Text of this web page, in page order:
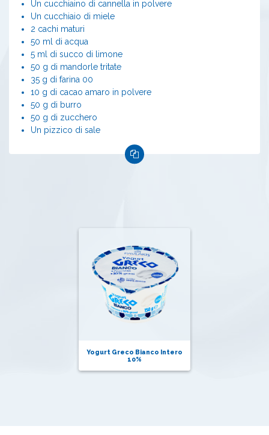
Un cucchiaino di cannella in polvere
Un cucchiaio di miele
2 cachi maturi
50 ml di acqua
5 ml di succo di limone
50 g di mandorle tritate
35 g di farina 00
10 g di cacao amaro in polvere
50 g di burro
50 g di zucchero
Un pizzico di sale
Yogurt Greco Bianco Intero
10%